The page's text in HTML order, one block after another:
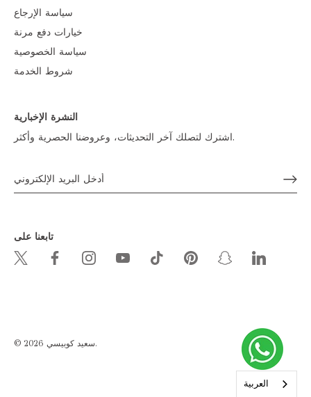
سياسة الإرجاع
خيارات دفع مرنة
سياسة الخصوصية
شروط الخدمة
النشرة الإخبارية
اشترك لتصلك آخر التحديثات، وعروضنا الحصرية وأكثر.
تابعنا على
© 2026 سعيد كوبيسي.
العربية‏